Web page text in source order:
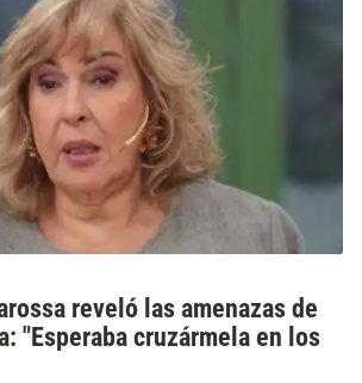
reveló las amenazas de
"Esperaba cruzármela en los